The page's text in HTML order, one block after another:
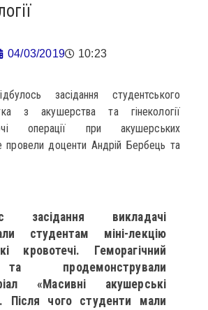
04/03/2019 10:23
засідання студентського
з акушерства та гінекології
операції при акушерських
провели доценти Андрій Бербець та
засідання викладачі
студентам міні-лекцію
кровотечі. Геморагічний
продемонстрували
«Масивні акушерські
Після чого студенти мали